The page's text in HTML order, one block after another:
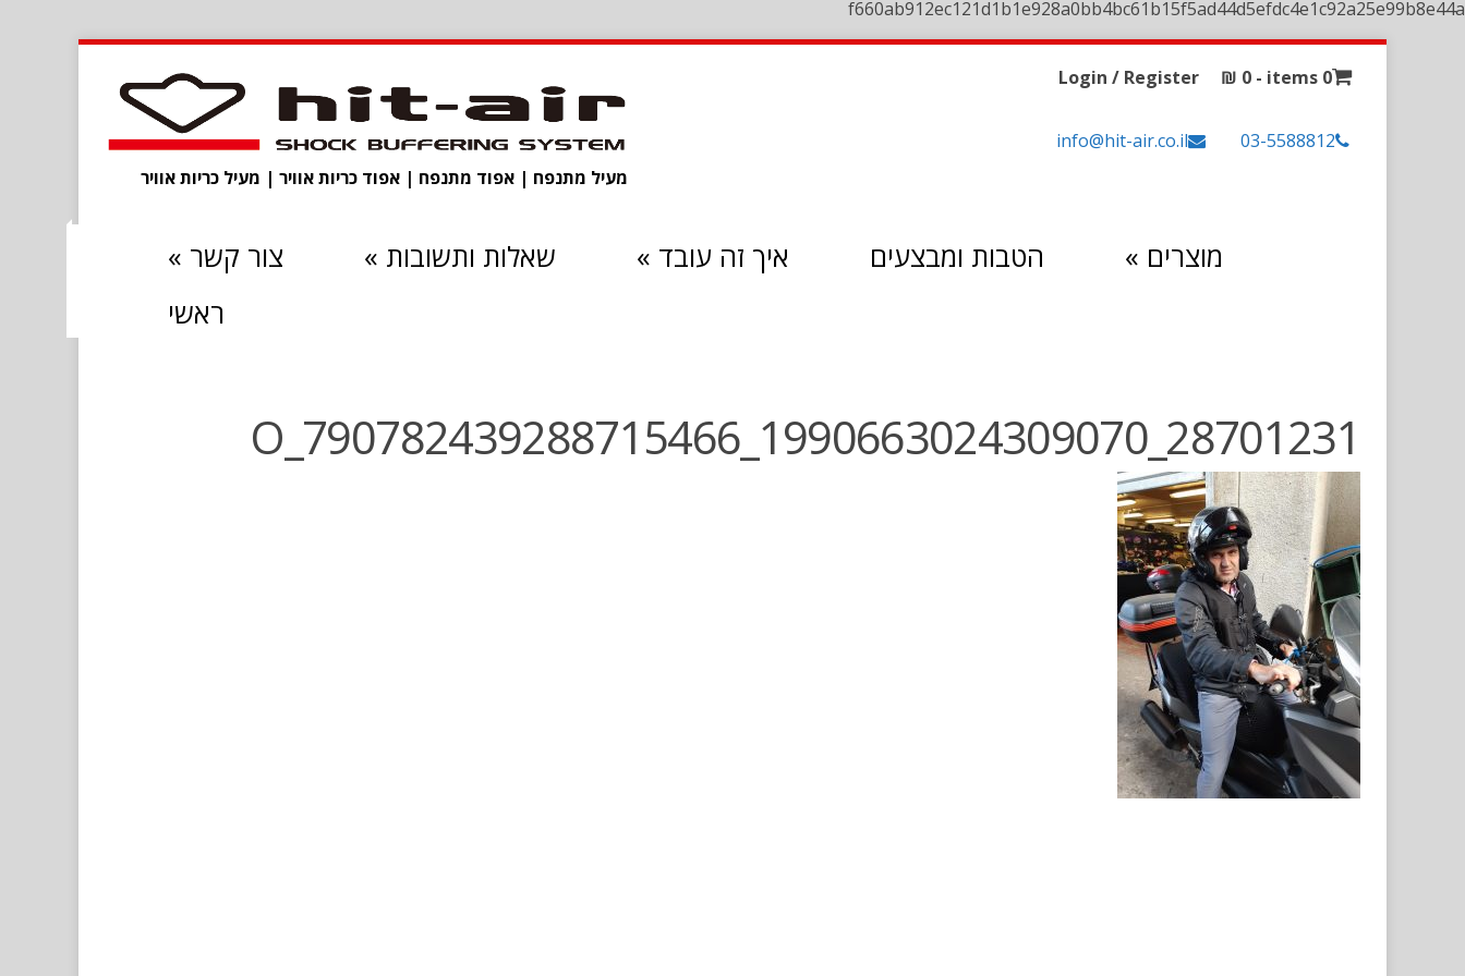
f660ab912ec121d1b1e928a0bb4bc61b15f5ad44d5efdc4e1c92a25e99b8e44a
מעיל מתנפח | אפוד מתנפח | אפוד כריות אוויר | מעיל כריות אוויר
0 items -
₪ 0
Login / Register
03-5588812
info@hit-air.co.il
צור קשר » שאלות ותשובות » איך זה עובד » הטבות ומבצעים מוצרים »
ראשי
28701231_1990663024309070_790782439288715466_O